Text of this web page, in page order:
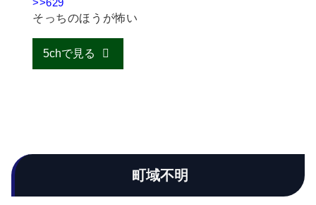
そっちのほうが怖い
5chで見る
町域不明